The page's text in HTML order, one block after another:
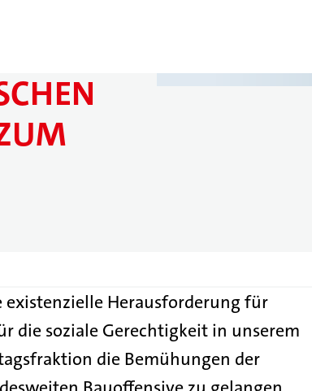
existenzielle Herausforderung für
die soziale Gerechtigkeit in unserem
die Bemühungen der